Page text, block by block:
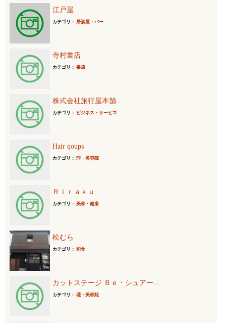
江戸屋
カテゴリ： 居酒屋・バー
寺村書店
カテゴリ： 書店
株式会社旅行屋本舗...
カテゴリ： ビジネス・サービス
Hair qoups
カテゴリ： 理・美容院
Ｒｉｒａｋｕ
カテゴリ： 美容・健康
松むら
カテゴリ： 和食
カットステージ Ｂｅ・シュアー...
カテゴリ： 理・美容院